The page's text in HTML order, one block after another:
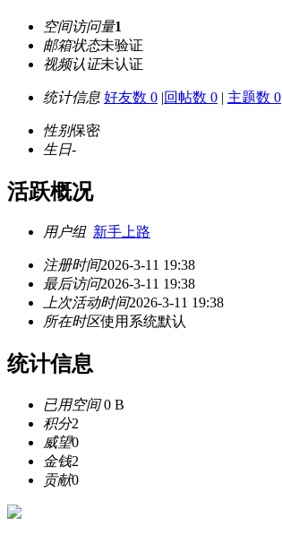
空间访问量1
邮箱状态未验证
视频认证未认证
统计信息 好友数 0 |回帖数 0 | 主题数 0
性别保密
生日-
活跃概况
用户组 新手上路
注册时间2026-3-11 19:38
最后访问2026-3-11 19:38
上次活动时间2026-3-11 19:38
所在时区使用系统默认
统计信息
已用空间0 B
积分2
威望0
金钱2
贡献0